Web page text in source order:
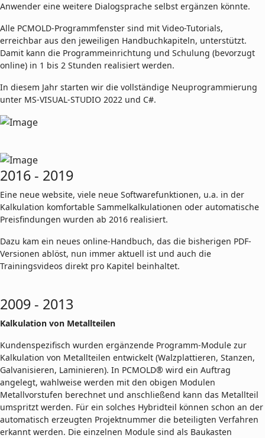
Anwender eine weitere Dialogsprache selbst ergänzen könnte.
Alle PCMOLD-Programmfenster sind mit Video-Tutorials,
erreichbar aus den jeweiligen Handbuchkapiteln, unterstützt.
Damit kann die Programmeinrichtung und Schulung (bevorzugt
online) in 1 bis 2 Stunden realisiert werden.
In diesem Jahr starten wir die vollständige Neuprogrammierung
unter MS-VISUAL-STUDIO 2022 und C#.
2016 - 2019
Eine neue website, viele neue Softwarefunktionen, u.a. in der
Kalkulation komfortable Sammelkalkulationen oder automatische
Preisfindungen wurden ab 2016 realisiert.
Dazu kam ein neues online-Handbuch, das die bisherigen PDF-
Versionen ablöst, nun immer aktuell ist und auch die
Trainingsvideos direkt pro Kapitel beinhaltet.
2009 - 2013
Kalkulation von Metallteilen
Kundenspezifisch wurden ergänzende Programm-Module zur
Kalkulation von Metallteilen entwickelt (Walzplattieren, Stanzen,
Galvanisieren, Laminieren). In PCMOLD® wird ein Auftrag
angelegt, wahlweise werden mit den obigen Modulen
Metallvorstufen berechnet und anschließend kann das Metallteil
umspritzt werden. Für ein solches Hybridteil können schon an der
automatisch erzeugten Projektnummer die beteiligten Verfahren
erkannt werden. Die einzelnen Module sind als Baukasten